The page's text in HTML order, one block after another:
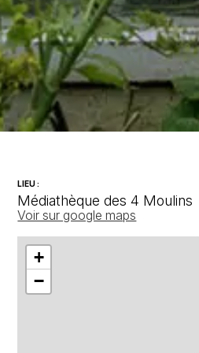
LIEU :
Médiathèque des 4 Moulins
Voir sur google maps
+
−